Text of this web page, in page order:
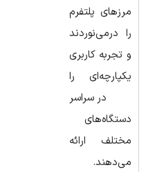
مرزهای پلتفرم
را درمی‌نوردند
و تجربه کاربری
یکپارچه‌ای را
در سراسر
دستگاه‌های
مختلف ارائه
می‌دهند.